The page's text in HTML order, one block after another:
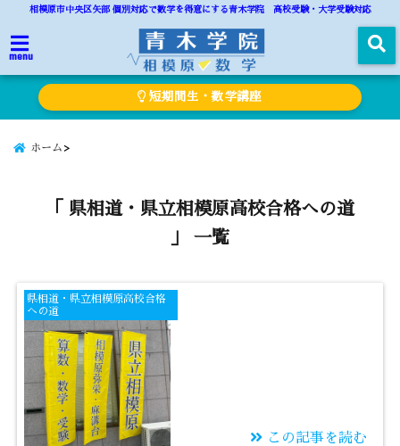
相模原市中央区矢部 個別対応で数学を得意にする青木学院 高校受験・大学受験対応
menu
短期間生・数学講座
ホーム
「 県相道・県立相模原高校合格への道
」 一覧
県相道・県立相模原高校合格
への道
この記事を読む